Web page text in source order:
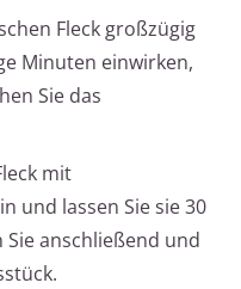
Fleck großzügig
Minuten einwirken,
Sie das
mit
und lassen Sie sie 30
anschließend und